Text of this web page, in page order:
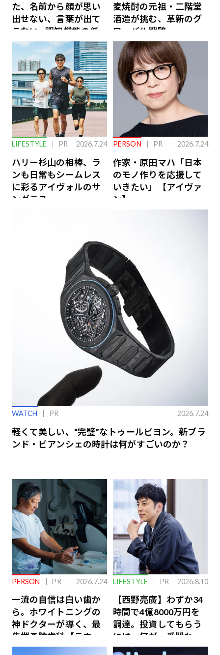
た、名前から顔が思い
出せない、言葉が出て
こない…認知機能の低
下を救う、脳のインナ
ーケアとは
麦焼酎の元祖・二階堂
酒造が挑む、革新のグ
ローバル戦略
LIFESTYLE PR 2026.7.24
ハリー杉山の相棒、ラ
ンも日常もシームレス
に彩るアイヴォルのサ
ングラス
PERSON PR 2026.7.24
作家・原田マハ「日本
のモノ作りを応援して
いきたい」【アイヴァ
ン】
WATCH PR 2026.7.24
軽くて美しい、“完璧”なトゥールビヨン。新ブラ
ンド・ビアンシェの時計は何がすごいのか？
PERSON PR 2026.7.24
一流の自信は白い歯か
ら。ホワイトニングの
神ドクターが導く、最
先端予防歯科【ラウン
ジ会員特典あり】
LIFESTYLE PR 2026.8.10
【西野亮廣】わずか34
時間で4億8000万円を
調達。投資してもらう
には、何が一番問われ
るのか